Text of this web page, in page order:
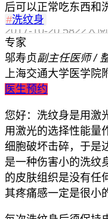
后可以正常吃东西和
#洗纹身
2017-10-205822人
专家
邬寿贞副主任医师 /
上海交通大学医学院
医生预约
您好：洗纹身是用激
用激光的选择性能量
细胞破坏击碎，于是
是一种伤害小的洗纹
的皮肤组织是没有任
其疼痛感一定是很小